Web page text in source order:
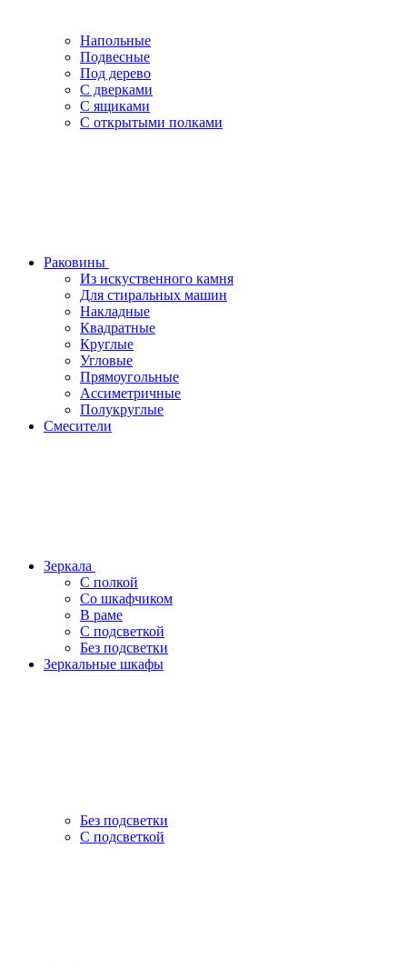
Напольные
Подвесные
Под дерево
С дверками
С ящиками
С открытыми полками
Раковины
Из искуственного камня
Для стиральных машин
Накладные
Квадратные
Круглые
Угловые
Прямоугольные
Ассиметричные
Полукруглые
Смесители
Зеркала
С полкой
Со шкафчиком
В раме
С подсветкой
Без подсветки
Зеркальные шкафы
Без подсветки
С подсветкой